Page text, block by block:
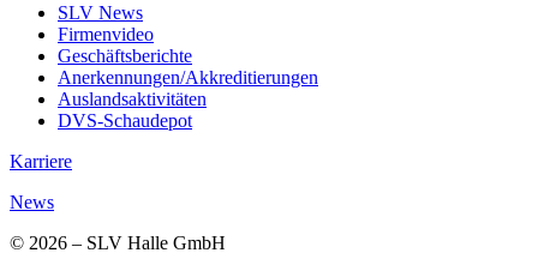
SLV News
Firmenvideo
Geschäftsberichte
Anerkennungen/Akkreditierungen
Auslandsaktivitäten
DVS-Schaudepot
Karriere
News
© 2026 – SLV Halle GmbH